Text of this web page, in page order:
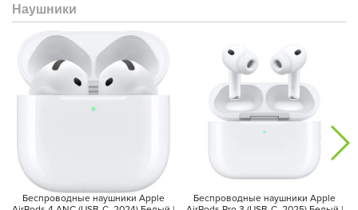
среднюю нагрузку GPU, что приводит к значительному
требовательных профессиональных приложений и игр.
Аппаратное ускорение трассировки лучей прибыло на
MacBook Air.
Наушники
Беспроводные наушники Apple
Беспроводные наушники Apple